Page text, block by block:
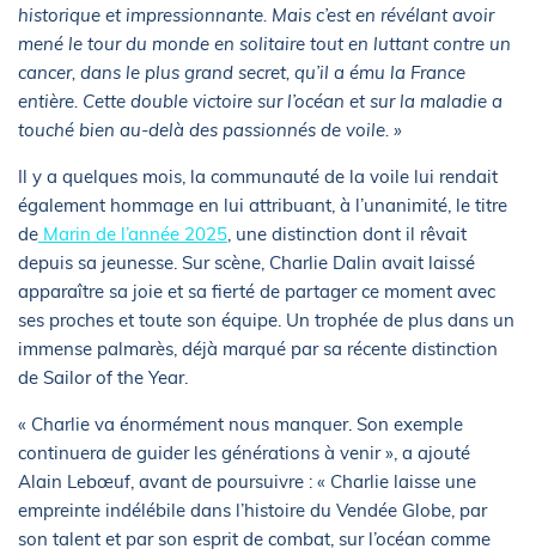
historique et impressionnante. Mais c’est en révélant avoir
mené le tour du monde en solitaire tout en luttant contre un
cancer, dans le plus grand secret, qu’il a ému la France
entière. Cette double victoire sur l’océan et sur la maladie a
touché bien au-delà des passionnés de voile. »
Il y a quelques mois, la communauté de la voile lui rendait
également hommage en lui attribuant, à l’unanimité, le titre
de Marin de l’année 2025, une distinction dont il rêvait
depuis sa jeunesse. Sur scène, Charlie Dalin avait laissé
apparaître sa joie et sa fierté de partager ce moment avec
ses proches et toute son équipe. Un trophée de plus dans un
immense palmarès, déjà marqué par sa récente distinction
de Sailor of the Year.
« Charlie va énormément nous manquer. Son exemple
continuera de guider les générations à venir », a ajouté
Alain Lebœuf, avant de poursuivre : « Charlie laisse une
empreinte indélébile dans l’histoire du Vendée Globe, par
son talent et par son esprit de combat, sur l’océan comme